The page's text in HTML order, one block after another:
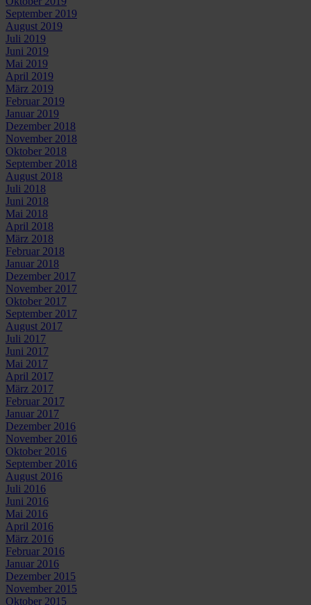
September 2019
August 2019
Juli 2019
Juni 2019
Mai 2019
April 2019
März 2019
Februar 2019
Januar 2019
Dezember 2018
November 2018
Oktober 2018
September 2018
August 2018
Juli 2018
Juni 2018
Mai 2018
April 2018
März 2018
Februar 2018
Januar 2018
Dezember 2017
November 2017
Oktober 2017
September 2017
August 2017
Juli 2017
Juni 2017
Mai 2017
April 2017
März 2017
Februar 2017
Januar 2017
Dezember 2016
November 2016
Oktober 2016
September 2016
August 2016
Juli 2016
Juni 2016
Mai 2016
April 2016
März 2016
Februar 2016
Januar 2016
Dezember 2015
November 2015
Oktober 2015